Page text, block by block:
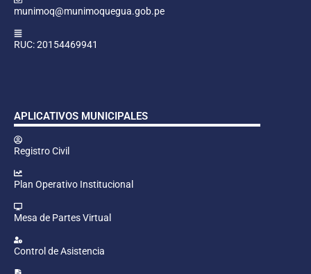
munimoq@munimoquegua.gob.pe
RUC: 20154469941
APLICATIVOS MUNICIPALES
Registro Civil
Plan Operativo Institucional
Mesa de Partes Virtual
Control de Asistencia